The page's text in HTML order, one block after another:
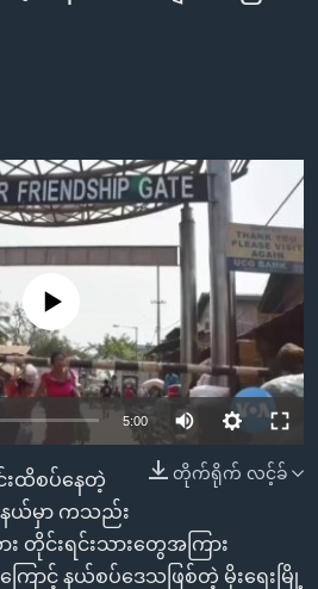
န်
လက်များ
currently available
5:00
တိုက်ရိုက် လင့်ခ်
င်းထိစပ်နေတဲ့
နယ်မှာ ကသည်း
တိုင်းရင်းသားတွေအကြား
ောင့် နယ်စပ်ဒေသဖြစ်တဲ့ မိုးရေးမြို့